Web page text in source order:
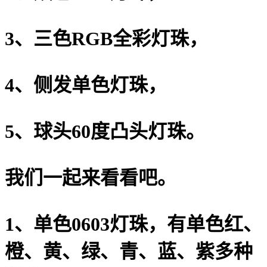
3、三色RGB全彩灯珠，
4、侧发单色灯珠，
5、球头60度凸头灯珠。
我们一起来看看吧。
1、单色0603灯珠，有单色红、
橙、黄、绿、青、蓝、紫多种